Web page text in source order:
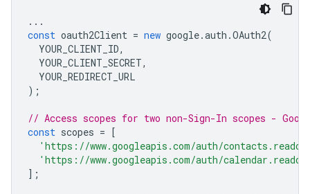
...
const oauth2Client = new google.auth .OAuth2(
YOUR_CLIENT_ID,
YOUR_CLIENT_SECRET,
YOUR_REDIRECT_URL
);
// Access scopes for two non-Sign-In scopes -
const scopes =
[
'https://www.googleapis.com/auth/
'https://www.googleapis.com/auth/
];